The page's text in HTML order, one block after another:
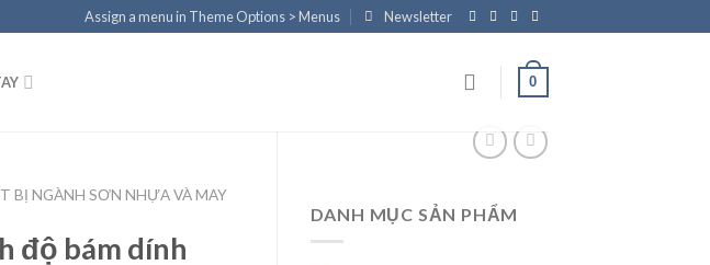
Assign a menu in Theme Options > Menus Newsletter
0
DANH MỤC SẢN PHẨM
BỊ NGÀNH SƠN NHỰA VÀ MAY
độ bám dính